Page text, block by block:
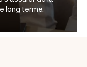
long terme.